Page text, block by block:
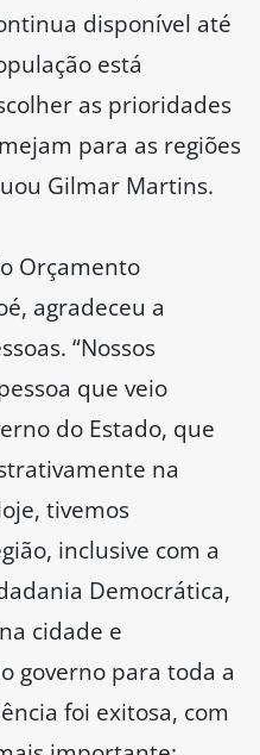
disponível até
está
as prioridades
para as regiões
Gilmar Martins.
Orçamento
agradeceu a
“Nossos
que veio
do Estado, que
na
tivemos
inclusive com a
Democrática,
cidade e
governo para toda a
foi exitosa, com